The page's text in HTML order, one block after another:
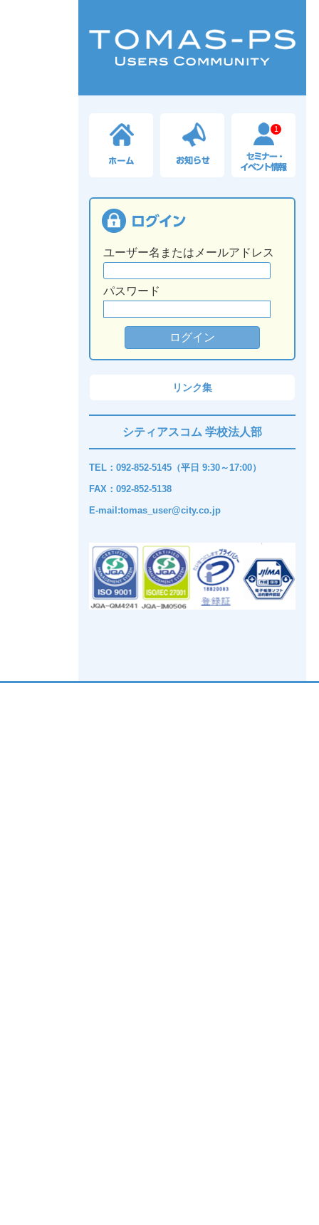
1
ユーザー名またはメールアドレス
パスワード
リンク集
シティアスコム 学校法人部
TEL：092-852-5145（平日 9:30～17:00）
FAX：092-852-5138
E-mail:tomas_user@city.co.jp